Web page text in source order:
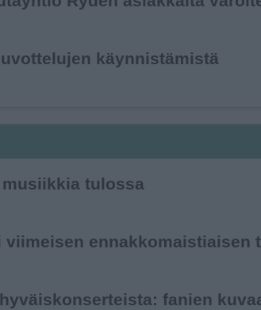
käynnistämistä
tulossa
ennakkomaistiaisen
fanien